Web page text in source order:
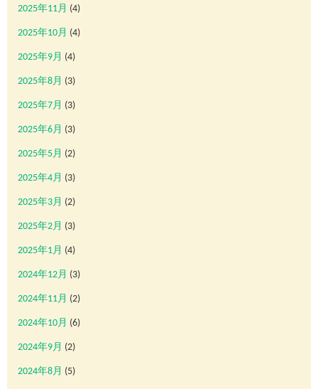
2025年11月 (4)
2025年10月 (4)
2025年9月 (4)
2025年8月 (3)
2025年7月 (3)
2025年6月 (3)
2025年5月 (2)
2025年4月 (3)
2025年3月 (2)
2025年2月 (3)
2025年1月 (4)
2024年12月 (3)
2024年11月 (2)
2024年10月 (6)
2024年9月 (2)
2024年8月 (5)